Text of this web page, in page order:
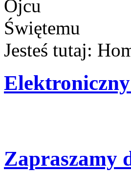
Jesteś tutaj:
Zapraszamy